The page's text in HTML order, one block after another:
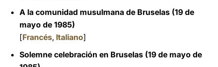
A la comunidad musulmana de Bruselas (19 de
mayo de 1985)
[Francés, Italiano]
Solemne celebración en Bruselas (19 de mayo de